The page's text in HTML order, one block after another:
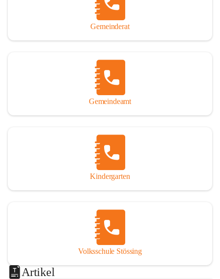
Gemeinderat
Gemeindeamt
Kindergarten
Volksschule Stössing
Artikel